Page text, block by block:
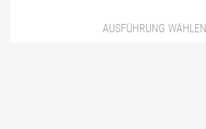
AUSFÜHRUNG WÄHLEN